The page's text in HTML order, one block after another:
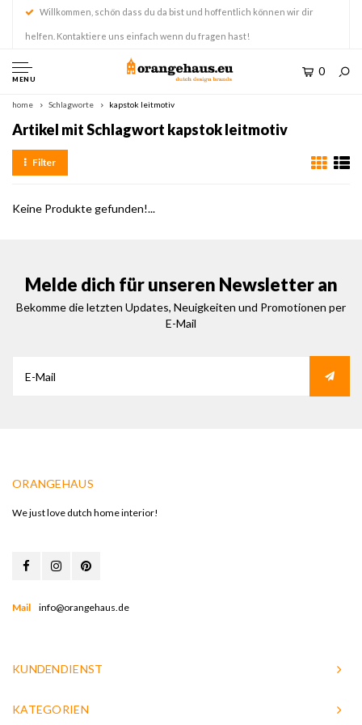
Willkommen, schön dass du da bist und hoffentlich können wir dir
helfen. Kontaktiere uns einfach wenn du fragen hast!
MENU
0
home Schlagworte kapstok leitmotiv
Artikel mit Schlagwort kapstok leitmotiv
Filter
Keine Produkte gefunden!...
Melde dich für unseren Newsletter an
Bekomme die letzten Updates, Neuigkeiten und Promotionen per
E-Mail
ORANGEHAUS
We just love dutch home interior!
Mail info@orangehaus.de
KUNDENDIENST
KATEGORIEN